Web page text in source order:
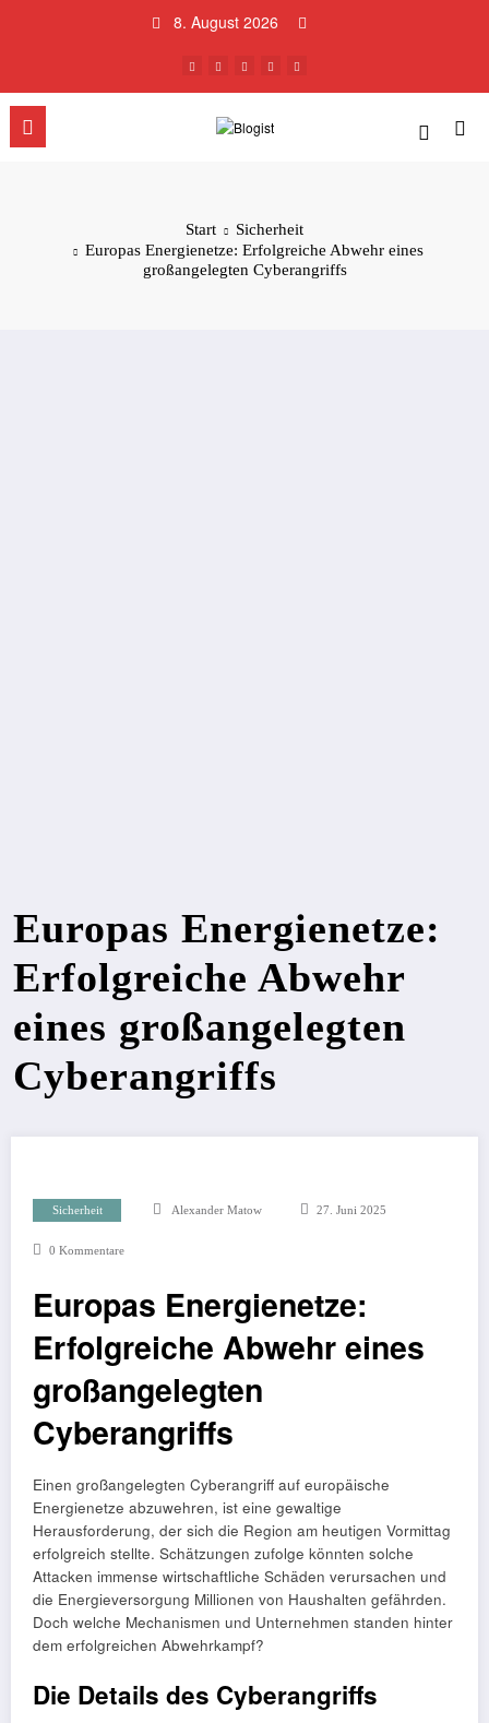
8. August 2026
Start
Sicherheit
Europas Energienetze: Erfolgreiche Abwehr eines
großangelegten Cyberangriffs
Europas Energienetze:
Erfolgreiche Abwehr
eines großangelegten
Cyberangriffs
Sicherheit Alexander Matow 27. Juni 2025
0 Kommentare
Europas Energienetze:
Erfolgreiche Abwehr eines
großangelegten
Cyberangriffs
Einen großangelegten Cyberangriff auf europäische
Energienetze abzuwehren, ist eine gewaltige
Herausforderung, der sich die Region am heutigen Vormittag
erfolgreich stellte. Schätzungen zufolge könnten solche
Attacken immense wirtschaftliche Schäden verursachen und
die Energieversorgung Millionen von Haushalten gefährden.
Doch welche Mechanismen und Unternehmen standen hinter
dem erfolgreichen Abwehrkampf?
Die Details des Cyberangriffs